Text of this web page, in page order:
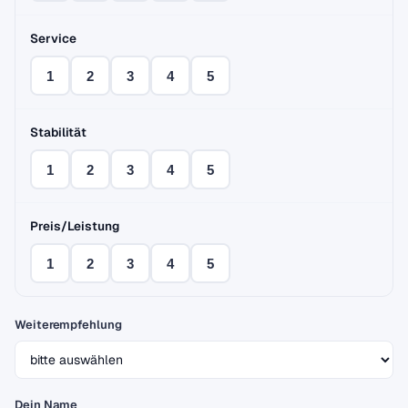
Service
1 2 3 4 5
Stabilität
1 2 3 4 5
Preis/Leistung
1 2 3 4 5
Weiterempfehlung
Dein Name